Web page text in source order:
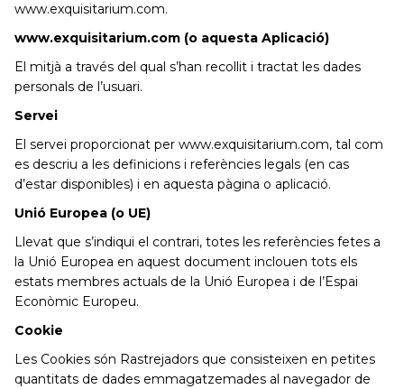
www.exquisitarium.com.
www.exquisitarium.com (o aquesta Aplicació)
El mitjà a través del qual s’han recollit i tractat les dades
personals de l’usuari.
Servei
El servei proporcionat per www.exquisitarium.com, tal com
es descriu a les definicions i referències legals (en cas
d’estar disponibles) i en aquesta pàgina o aplicació.
Unió Europea (o UE)
Llevat que s’indiqui el contrari, totes les referències fetes a
la Unió Europea en aquest document inclouen tots els
estats membres actuals de la Unió Europea i de l’Espai
Econòmic Europeu.
Cookie
Les Cookies són Rastrejadors que consisteixen en petites
quantitats de dades emmagatzemades al navegador de